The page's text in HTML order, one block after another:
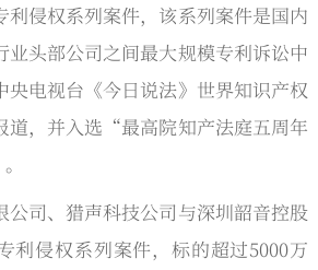
利侵权系列案件，该系列案件是国内
业头部公司之间最大规模专利诉讼中
央电视台《今日说法》世界知识产权
道，并入选“最高院知产法庭五周年
公司、猎声科技公司与深圳韶音控股
利侵权系列案件，标的超过5000万